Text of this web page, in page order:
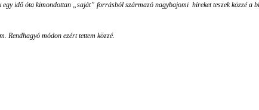
idő óta kimondottan „saját” forrásból származó nagybajomi híreket teszek közzé a
Rendhagyó módon ezért tettem közzé.